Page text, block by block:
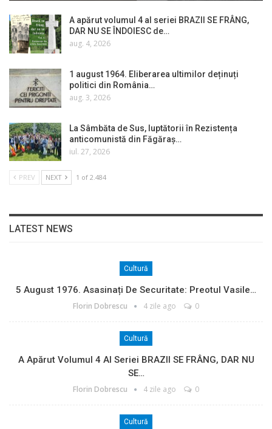
A apărut volumul 4 al seriei BRAZII SE FRÂNG,
DAR NU SE ÎNDOIESC de…
aug. 4, 2026
1 august 1964. Eliberarea ultimilor deținuți
politici din România…
aug. 3, 2026
La Sâmbăta de Sus, luptătorii în Rezistența
anticomunistă din Făgăraș…
iul. 27, 2026
PREV NEXT 1 of 2.484
LATEST NEWS
Cultură
5 August 1976. Asasinați De Securitate: Preotul Vasile…
Florin Dobrescu 4 zile ago 0
Cultură
A Apărut Volumul 4 Al Seriei BRAZII SE FRÂNG, DAR NU
SE…
Florin Dobrescu 4 zile ago 0
Cultură